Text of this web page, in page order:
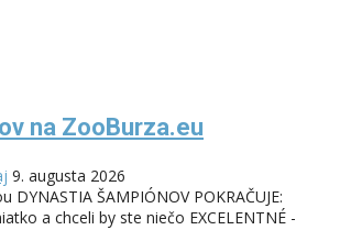
na ZooBurza.eu
9. augusta 2026
DYNASTIA ŠAMPIÓNOV POKRAČUJE:
a chceli by ste niečo EXCELENTNÉ -